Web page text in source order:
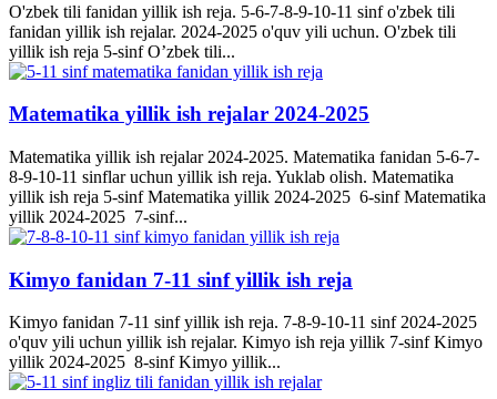
O'zbek tili fanidan yillik ish reja. 5-6-7-8-9-10-11 sinf o'zbek tili
fanidan yillik ish rejalar. 2024-2025 o'quv yili uchun. O'zbek tili
yillik ish reja 5-sinf O’zbek tili...
Matematika yillik ish rejalar 2024-2025
Matematika yillik ish rejalar 2024-2025. Matematika fanidan 5-6-7-
8-9-10-11 sinflar uchun yillik ish reja. Yuklab olish. Matematika
yillik ish reja 5-sinf Matematika yillik 2024-2025 6-sinf Matematika
yillik 2024-2025 7-sinf...
Kimyo fanidan 7-11 sinf yillik ish reja
Kimyo fanidan 7-11 sinf yillik ish reja. 7-8-9-10-11 sinf 2024-2025
o'quv yili uchun yillik ish rejalar. Kimyo ish reja yillik 7-sinf Kimyo
yillik 2024-2025 8-sinf Kimyo yillik...